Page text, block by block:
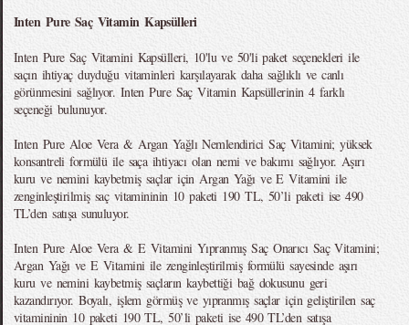
Inten Pure Saç Vitamin Kapsülleri
Inten Pure Saç Vitamini Kapsülleri, 10'lu ve 50'li paket seçenekleri ile
saçın ihtiyaç duyduğu vitaminleri karşılayarak daha sağlıklı ve canlı
görünmesini sağlıyor. Inten Pure Saç Vitamin Kapsüllerinin 4 farklı
seçeneği bulunuyor.
Inten Pure Aloe Vera & Argan Yağlı Nemlendirici Saç Vitamini; yüksek
konsantreli formülü ile saça ihtiyacı olan nemi ve bakımı sağlıyor. Aşırı
kuru ve nemini kaybetmiş saçlar için Argan Yağı ve E Vitamini ile
zenginleştirilmiş saç vitamininin 10 paketi 190 TL, 50’li paketi ise 490
TL’den satışa sunuluyor.
Inten Pure Aloe Vera & E Vitamini Yıpranmış Saç Onarıcı Saç Vitamini;
Argan Yağı ve E Vitamini ile zenginleştirilmiş formülü sayesinde aşırı
kuru ve nemini kaybetmiş saçların kaybettiği bağ dokusunu geri
kazandırıyor. Boyalı, işlem görmüş ve yıpranmış saçlar için geliştirilen saç
vitamininin 10 paketi 190 TL, 50’li paketi ise 490 TL’den satışa